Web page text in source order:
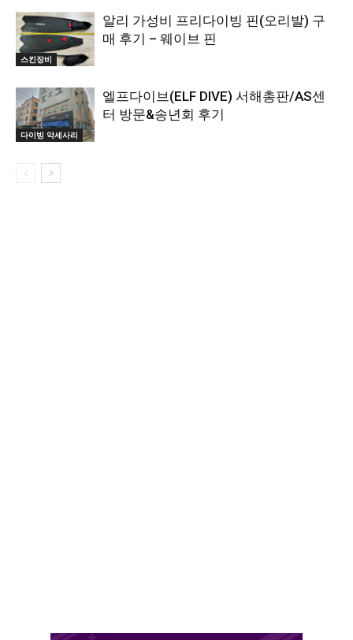
스킨장비
알리 가성비 프리다이빙 핀(오리발) 구
매 후기 – 웨이브 핀
다이빙 악세사리
엘프다이브(ELF DIVE) 서해총판/AS센
터 방문&송년회 후기